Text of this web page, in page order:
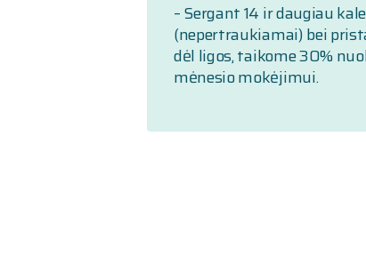
– Sergant 14 ir daugiau
(nepertraukiamai) bei
dėl ligos, taikome 30%
mėnesio mokėjimui.